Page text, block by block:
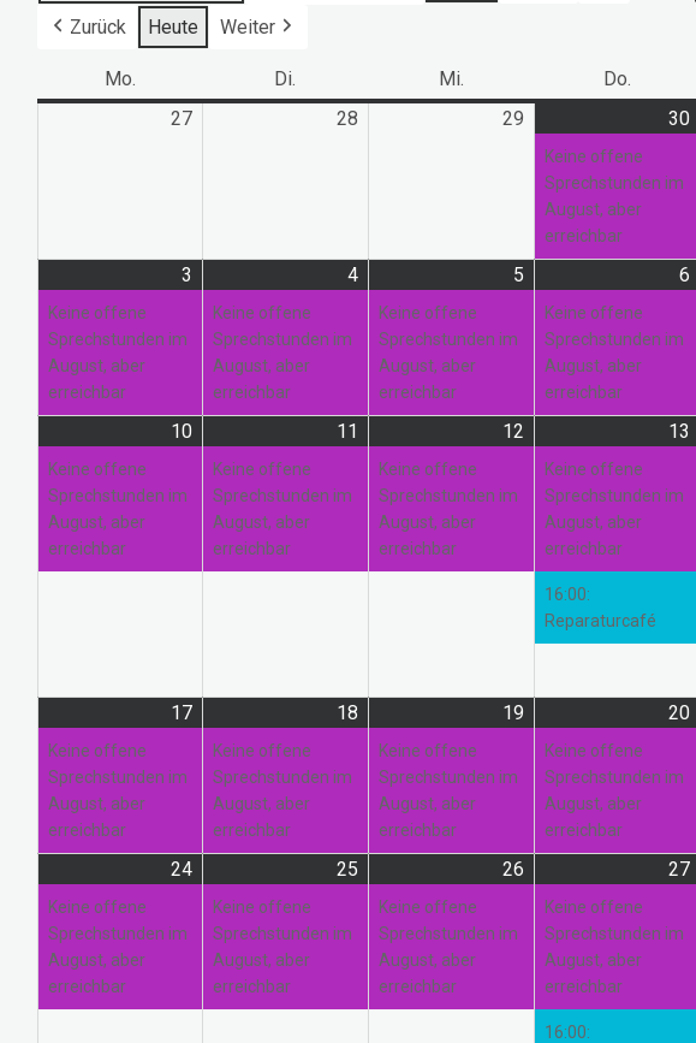
Zurück Heute Weiter
Mo. Di. Mi. Do.
27
28 29
Juli
2026
30
Keine offene
Sprechstunden im
August, aber
erreichbar
3
August
2026
Veranstaltung)
Keine offene
Sprechstunden im
August, aber
erreichbar
4
August
2026
Veranstaltung)
Keine offene
Sprechstunden im
August, aber
erreichbar
5
August
2026
Veranstaltung)
Keine offene
Sprechstunden im
August, aber
erreichbar
6
Keine offene
Sprechstunden im
August, aber
erreichbar
10
August
2026
Veranstaltung)
Keine offene
Sprechstunden im
August, aber
erreichbar
11
August
2026
Veranstaltung)
Keine offene
Sprechstunden im
August, aber
erreichbar
12
August
2026
Veranstaltung)
Keine offene
Sprechstunden im
August, aber
erreichbar
13
Keine offene
Sprechstunden im
August, aber
erreichbar
16:00:
Reparaturcafé
17
August
2026
Veranstaltung)
Keine offene
Sprechstunden im
August, aber
erreichbar
18
August
2026
Veranstaltung)
Keine offene
Sprechstunden im
August, aber
erreichbar
19
August
2026
Veranstaltung)
Keine offene
Sprechstunden im
August, aber
erreichbar
20
Keine offene
Sprechstunden im
August, aber
erreichbar
24
August
2026
Veranstaltung)
Keine offene
Sprechstunden im
August, aber
erreichbar
25
August
2026
Veranstaltung)
Keine offene
Sprechstunden im
August, aber
erreichbar
26
August
2026
Veranstaltung)
Keine offene
Sprechstunden im
August, aber
erreichbar
27
Keine offene
Sprechstunden im
August, aber
erreichbar
16:00: